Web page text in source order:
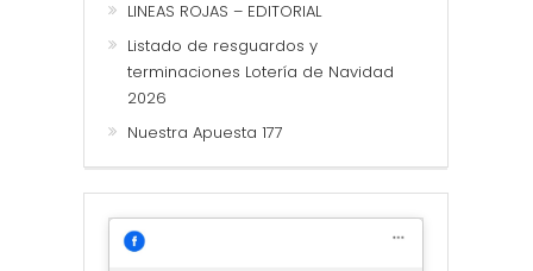
LINEAS ROJAS – EDITORIAL
Listado de resguardos y
terminaciones Lotería de Navidad
2026
Nuestra Apuesta 177